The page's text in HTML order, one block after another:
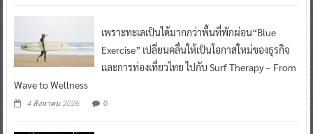
เพราะทะเลเป็นได้มากกว่าพื้นที่พักผ่อน“Blue
Exercise” เปลี่ยนคลื่นให้เป็นโอกาสใหม่ของธุรกิจ
และการท่องเที่ยวไทย ไปกับ Surf Therapy – From
Wave to Wellness
4 สิงหาคม 2026 0